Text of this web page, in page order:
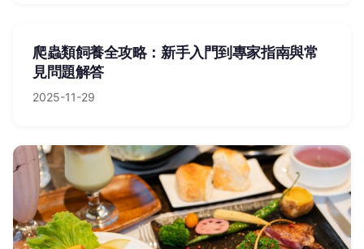
爬蟲類飼養全攻略：新手入門到專家指南與常
見問題解答
2025-11-29